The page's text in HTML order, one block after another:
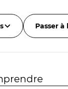
Passer à